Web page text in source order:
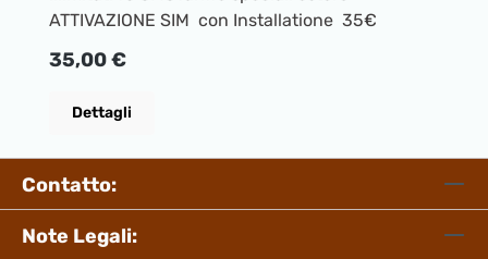
ATTIVAZIONE SIM con Installatione 35€
Prezzo normale:
35,00 €
Dettagli
Contatto:
Note Legali: